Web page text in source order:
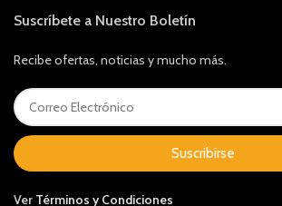
Suscríbete a Nuestro Boletín
Recibe ofertas, noticias y mucho más.
Suscribirse
Ver Términos y Condiciones